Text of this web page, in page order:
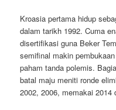
Kroasia pertama hidup
dalam tarikh 1992. Cuma
disertifikasi guna Beker
semifinal makin
paham tanda polemis.
batal maju meniti ronde
2002, 2006, memakai